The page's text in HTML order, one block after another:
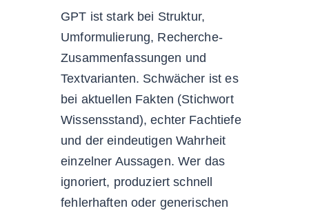
GPT ist stark bei Struktur,
Umformulierung, Recherche-
Zusammenfassungen und
Textvarianten. Schwächer ist es
bei aktuellen Fakten (Stichwort
Wissensstand), echter Fachtiefe
und der eindeutigen Wahrheit
einzelner Aussagen. Wer das
ignoriert, produziert schnell
fehlerhaften oder generischen